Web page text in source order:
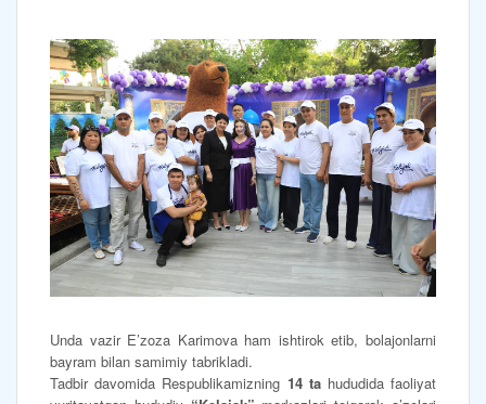
Unda vazir E’zoza Karimova ham ishtirok etib, bolajonlarni
bayram bilan samimiy tabrikladi.
Tadbir davomida Respublikamizning 14 ta hududida faoliyat